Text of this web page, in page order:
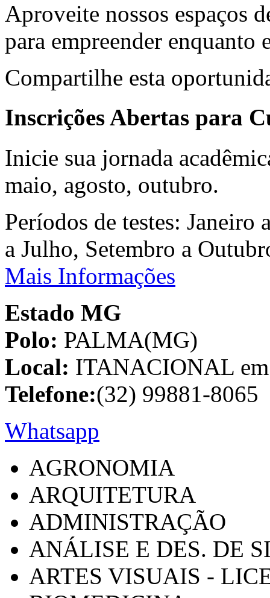
Aproveite nossos espaços
para empreender enquanto
Compartilhe esta
Inscrições Abertas para
Inicie sua jornada
maio, agosto, outubro.
Períodos de testes:
a Julho, Setembro a
Mais Informações
Estado MG
Polo: PALMA(MG)
Local: ITANACIONAL
Telefone:(32) 99881-8065
Whatsapp
AGRONOMIA
ARQUITETURA
ADMINISTRAÇÃO
ANÁLISE E DES. DE
ARTES VISUAIS -